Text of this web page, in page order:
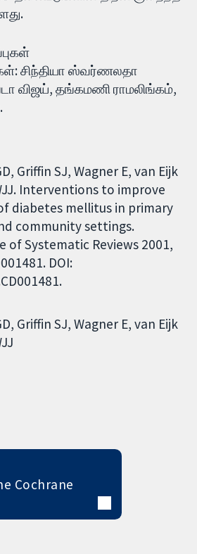
சிந்தியா ஸ்வர்ணலதா
விஜய், தங்கமணி ராமலிங்கம்,
Griffin SJ, Wagner E, van Eijk
Interventions to improve
diabetes mellitus in primary
community settings.
of Systematic Reviews 2001,
DOI:
Griffin SJ Wagner E van Eijk
Cochrane